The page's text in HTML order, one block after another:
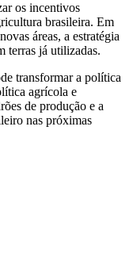
os incentivos
brasileira. Em
áreas, a estratégia
terras já utilizadas.
transformar a política
agrícola e
de produção e a
nas próximas